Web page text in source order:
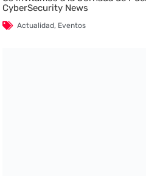
CyberSecurity News
Actualidad, Eventos